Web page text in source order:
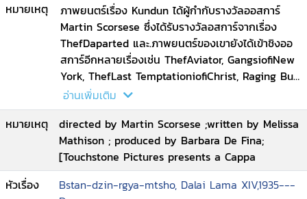
หมายเหตุ
ภาพยนตร์เรื่อง Kundun ได้ผู้กำกับรางวัลออสการ์
Martin Scorsese ซึ่งได้รับรางวัลอสการ์จากเรื่อง
ThefDaparted และ.ภาพยนตร์ของเขายังได้เข้าชิงออ
สการ์อีกหลายเรื่องเช่น ThefAviator, GangsiofiNew
York, ThefLast TemptationiofiChrist, Raging Bull
และ.ได้ Phillip Glass เป็นผู้ประพันธ์เพลงประกอบได้
อย่างสมบูรณ์แบบ ภาพยนตร์เรื่องนี้ได้รับการตรวจ
ทานจากสำนักงานขององค์ดาไลลามะ ก่อนถ่ายทำ
และ.ก่อนออกฉาย เป็นการเล่าที่มาขององค์ดาไลลามะที่
14.(องค์ปัจจุบัน).ที่ต้องผ่านการตรวจสอบหลายขั้นตอน
เพื่อให้แน่ใจว่าเด็กคนนั้นคือเองค์ดาไลลามะที่ 13 จุติ
กลับมาเกิด ตลอดจนการดำเนินชีวิตของพระองค์
อ่านเพิ่มเติม
หมายเหตุ
directed by Martin Scorsese ;written by Melissa
Mathison ; produced by Barbara De Fina;
[Touchstone Pictures presents a Cappa
หัวเรื่อง
Bstan-dzin-rgya-mtsho, Dalai Lama XIV,1935---